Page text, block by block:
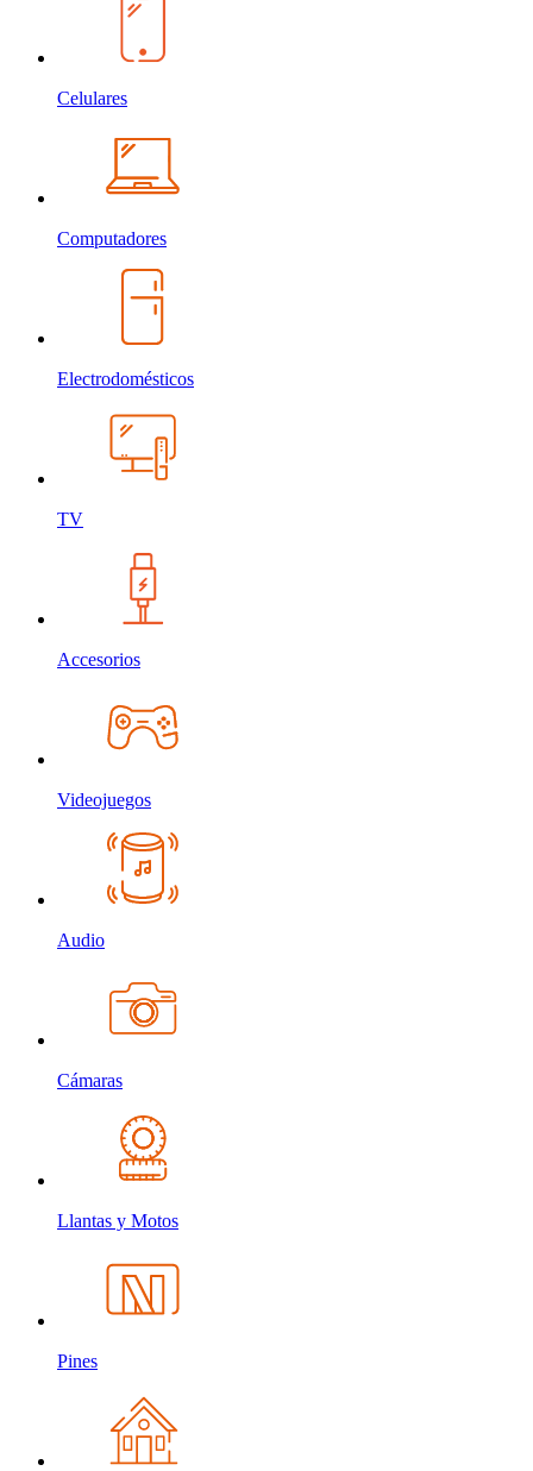
Celulares
Computadores
Electrodomésticos
TV
Accesorios
Videojuegos
Audio
Cámaras
Llantas y Motos
Pines